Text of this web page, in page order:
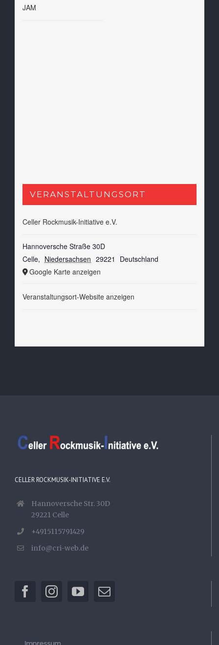
JAM
VERANSTALTUNGSORT
Celler Rockmusik-Initiative e.V.
Hannoversche Straße 30D
Celle, Niedersachsen 29221
Deutschland
Google Karte anzeigen
Veranstaltungsort-Website anzeigen
CELLER ROCKMUSIK-INITIATIVE E.V.
Hannoversche Str. 30D
29221 Celle
+4915115791429
info@cri-web.de